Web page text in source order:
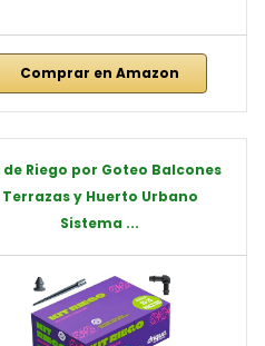
Comprar en Amazon
de Riego por Goteo Balcones
Terrazas y Huerto Urbano
Sistema ...